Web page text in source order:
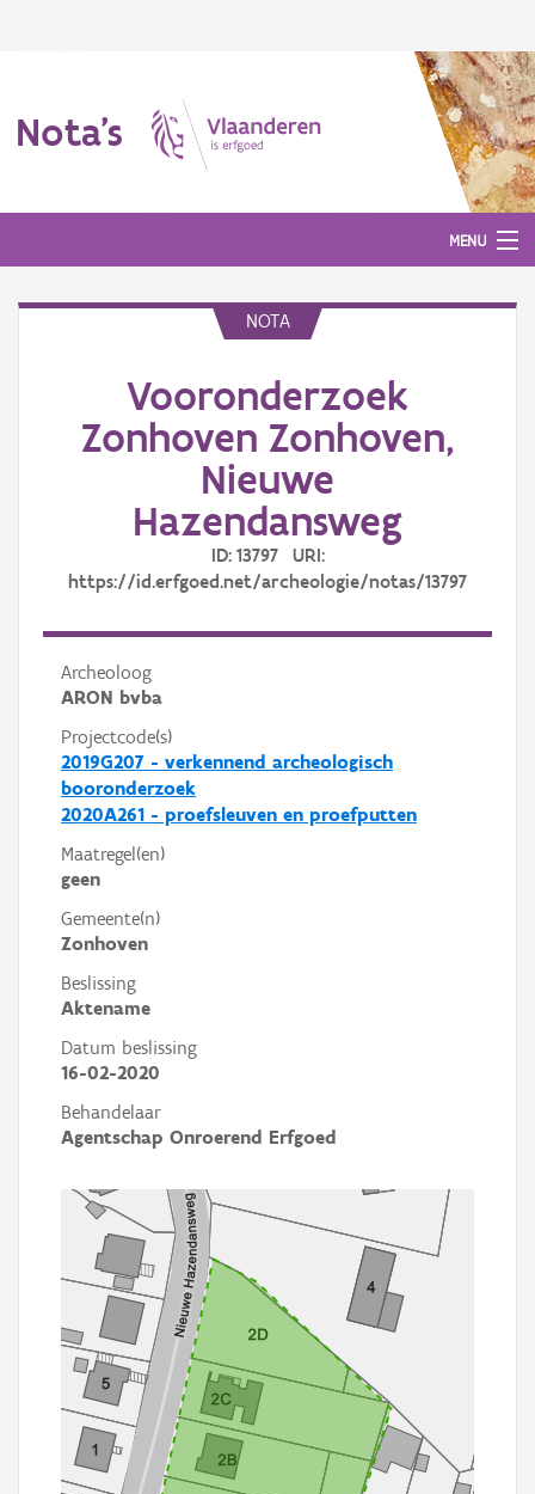
Nota's
MENU
NOTA
Vooronderzoek
Zonhoven Zonhoven,
Nieuwe
Hazendansweg
ID: 13797 URI:
https://id.erfgoed.net/archeologie/notas/13797
Archeoloog
ARON bvba
Projectcode(s)
2019G207 - verkennend archeologisch
booronderzoek
2020A261 - proefsleuven en proefputten
Maatregel(en)
geen
Gemeente(n)
Zonhoven
Beslissing
Aktename
Datum beslissing
16-02-2020
Behandelaar
Agentschap Onroerend Erfgoed